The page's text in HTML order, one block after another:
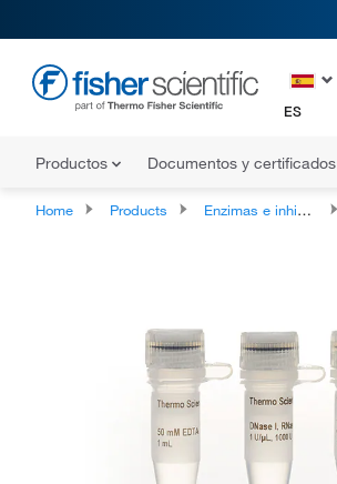
ES
Productos Documentos y certificados
Home Products Enzimas e inhibidores